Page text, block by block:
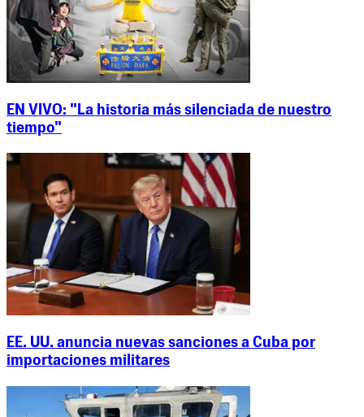
EN VIVO: "La historia más silenciada de nuestro
tiempo"
EE. UU. anuncia nuevas sanciones a Cuba por
importaciones militares